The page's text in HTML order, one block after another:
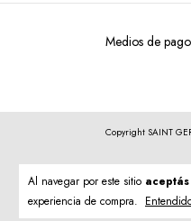
Al navegar por este sitio
experiencia de compra.
Medios de pago
Copyright SAINT